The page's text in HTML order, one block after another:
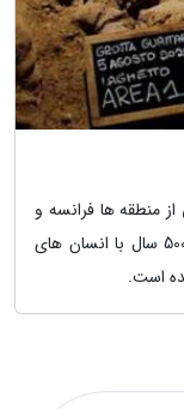
منطقه ها فرانسه و
اسپانیا انسان های نئاندرتال به مدت بیش از 5000 سال با انسان های
است.